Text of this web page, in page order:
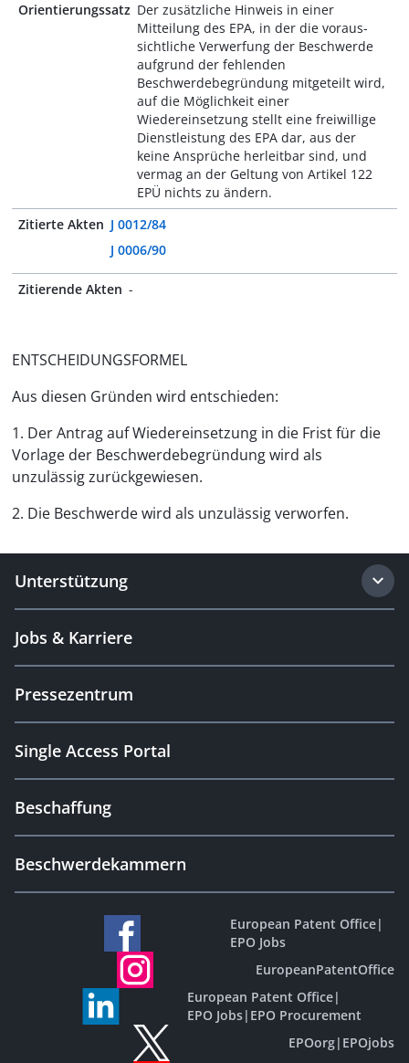
Orientierungssatz Der zusätzliche Hinweis in einer
Mitteilung des EPA, in der die voraus-
sichtliche Verwerfung der Beschwerde
aufgrund der fehlenden
Beschwerdebegründung mitgeteilt wird,
auf die Möglichkeit einer
Wiedereinsetzung stellt eine freiwillige
Dienstleistung des EPA dar, aus der
keine Ansprüche herleitbar sind, und
vermag an der Geltung von Artikel 122
EPÜ nichts zu ändern.
Zitierte Akten J 0012/84
J 0006/90
Zitierende Akten -
ENTSCHEIDUNGSFORMEL
Aus diesen Gründen wird entschieden:
1. Der Antrag auf Wiedereinsetzung in die Frist für die
Vorlage der Beschwerdebegründung wird als
unzulässig zurückgewiesen.
2. Die Beschwerde wird als unzulässig verworfen.
Unterstützung
Jobs & Karriere
Pressezentrum
Single Access Portal
Beschaffung
Beschwerdekammern
European Patent Office|
EPO Jobs
EuropeanPatentOffice
European Patent Office|
EPO Jobs| EPO Procurement
EPOorg| EPOjobs